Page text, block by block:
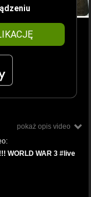
pokaż opis video
WORLD WAR 3 #live